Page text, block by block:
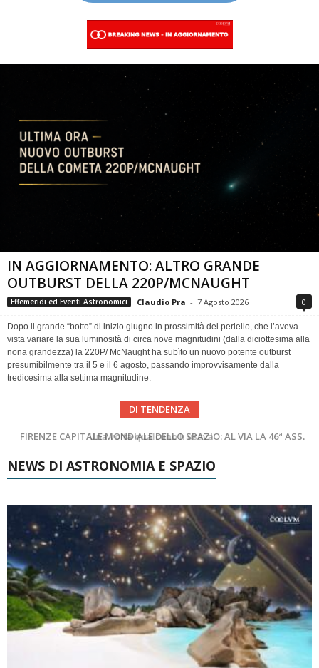
IN AGGIORNAMENTO: ALTRO GRANDE
OUTBURST DELLA 220P/MCNAUGHT
Effemeridi ed Eventi Astronomici Claudio Pra - 7 Agosto 2026 0
Dopo il grande “botto” di inizio giugno in prossimità del perielio, che l’aveva
vista variare la sua luminosità di circa nove magnitudini (dalla diciottesima alla
nona grandezza) la 220P/ McNaught ha subìto un nuovo potente outburst
presumibilmente tra il 5 e il 6 agosto, passando improvvisamente dalla
tredicesima alla settima magnitudine.
DI TENDENZA
FIRENZE CAPITALE MONDIALE DELLO SPAZIO: AL VIA LA 46ª ASSEMBLEA SCIENTIFICA DEL COSPAR
Cielo del Mese di Agosto 2026
NEWS DI ASTRONOMIA E SPAZIO